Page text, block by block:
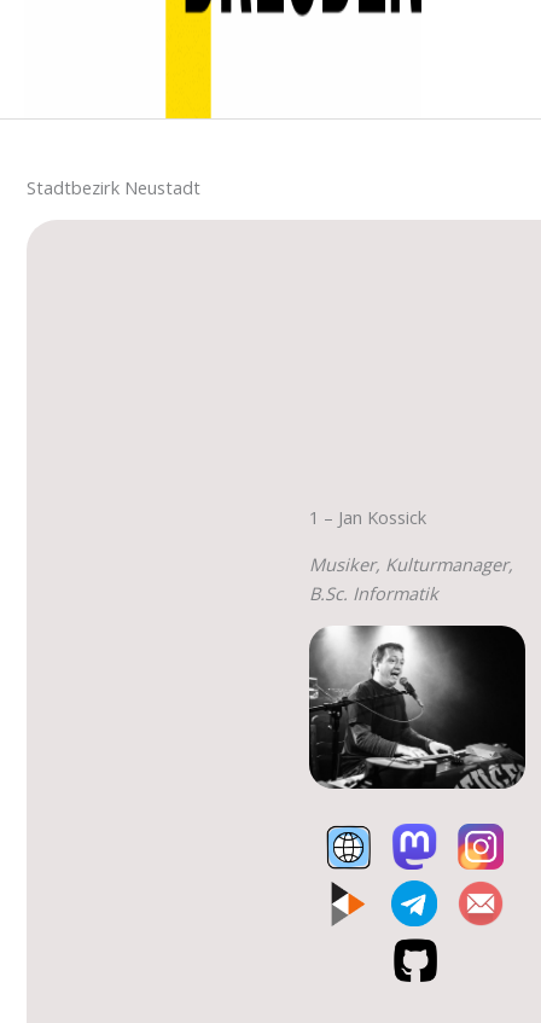
Stadtbezirk Neustadt
1 – Jan Kossick
Musiker, Kulturmanager,
B.Sc. Informatik